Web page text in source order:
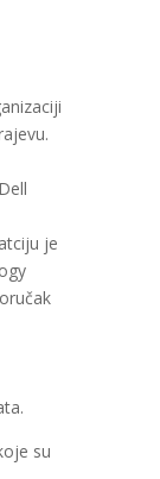
je
su